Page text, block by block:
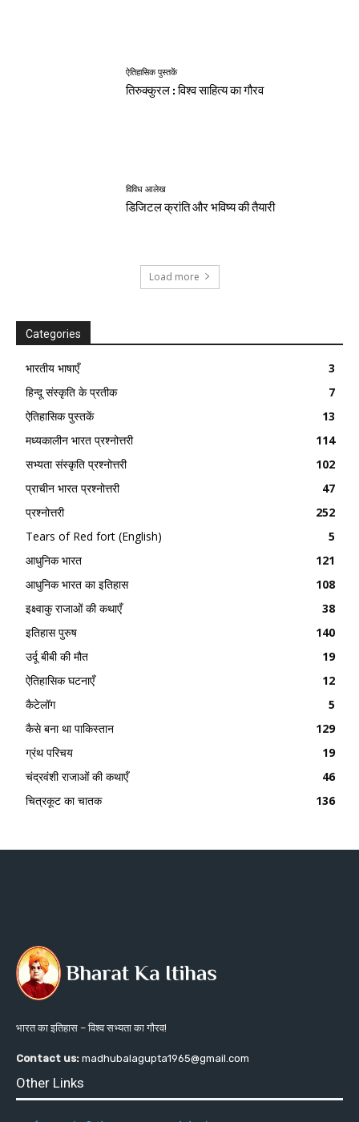
ऐतिहासिक पुस्तकें
तिरुक्कुरल : विश्व साहित्य का गौरव
विविध आलेख
डिजिटल क्रांति और भविष्य की तैयारी
Load more
Categories
भारतीय भाषाएँ
3
हिन्दू संस्कृति के प्रतीक
7
ऐतिहासिक पुस्तकें
13
मध्यकालीन भारत प्रश्नोत्तरी
114
सभ्यता संस्कृति प्रश्नोत्तरी
102
प्राचीन भारत प्रश्नोत्तरी
47
प्रश्नोत्तरी
252
Tears of Red fort (English)
5
आधुनिक भारत
121
आधुनिक भारत का इतिहास
108
इक्ष्वाकु राजाओं की कथाएँ
38
इतिहास पुरुष
140
उर्दू बीबी की मौत
19
ऐतिहासिक घटनाएँ
12
कैटेलॉग
5
कैसे बना था पाकिस्तान
129
ग्रंथ परिचय
19
चंद्रवंशी राजाओं की कथाएँ
46
चित्रकूट का चातक
136
भारत का इतिहास – विश्व सभ्यता का गौरव!
Contact us: madhubalagupta1965@gmail.com
Other Links